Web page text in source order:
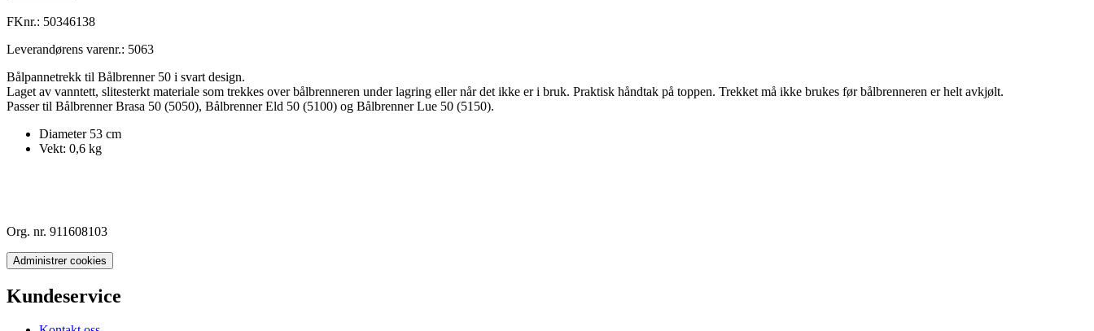
FKnr.: 50346138
Leverandørens varenr.: 5063
Bålpannetrekk til Bålbrenner 50 i svart design.
Laget av vanntett, slitesterkt materiale som trekkes over bålbrenneren under lagring eller når det ikke er i bruk. Praktisk håndtak på toppen. Trekket må ikke brukes før bålbrenneren er helt avkjølt.
Passer til Bålbrenner Brasa 50 (5050), Bålbrenner Eld 50 (5100) og Bålbrenner Lue 50 (5150).
Diameter 53 cm
Vekt: 0,6 kg
Org. nr. 911608103
Administrer cookies
Kundeservice